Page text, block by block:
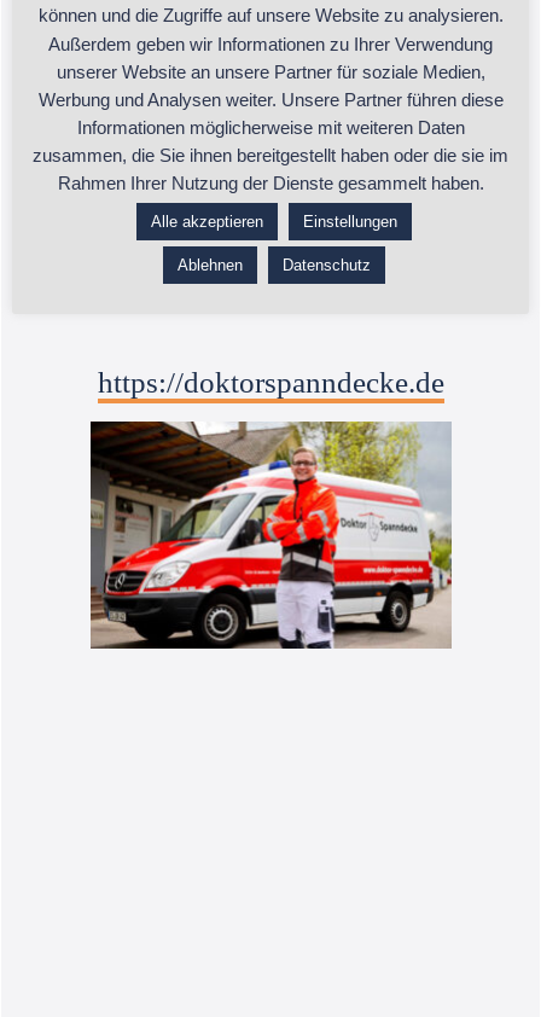
Sandra Stelzel
sandra@doktorspanndecke.de
+49 7153 9253840
D-73779 Deizisau
https://doktorspanndecke.de
können und die Zugriffe auf unsere Website zu analysieren.
Außerdem geben wir Informationen zu Ihrer Verwendung
unserer Website an unsere Partner für soziale Medien,
Werbung und Analysen weiter. Unsere Partner führen diese
Informationen möglicherweise mit weiteren Daten
zusammen, die Sie ihnen bereitgestellt haben oder die sie im
Rahmen Ihrer Nutzung der Dienste gesammelt haben.
Alle akzeptieren Einstellungen
Ablehnen Datenschutz